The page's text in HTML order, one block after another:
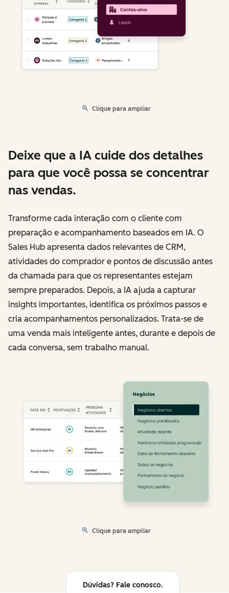
Clique para ampliar
Deixe que a IA cuide dos detalhes
para que você possa se concentrar
nas vendas.
Transforme cada interação com o cliente com
preparação e acompanhamento baseados em IA. O
Sales Hub apresenta dados relevantes de CRM,
atividades do comprador e pontos de discussão antes
da chamada para que os representantes estejam
sempre preparados. Depois, a IA ajuda a capturar
insights importantes, identifica os próximos passos e
cria acompanhamentos personalizados. Trata-se de
uma venda mais inteligente antes, durante e depois de
cada conversa, sem trabalho manual.
Clique para ampliar
Dúvidas? Fale conosco.